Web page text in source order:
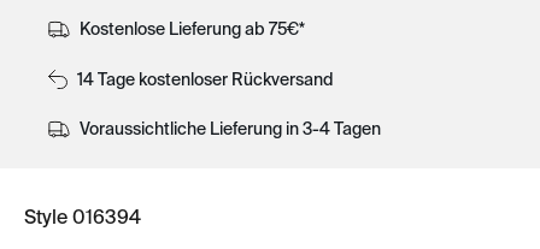
Kostenlose Lieferung ab 75€*
14 Tage kostenloser Rückversand
Voraussichtliche Lieferung in 3-4 Tagen
Style 016394